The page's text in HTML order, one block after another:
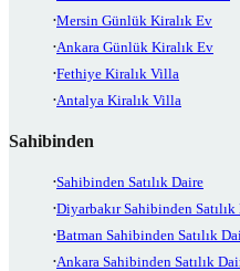
Mersin Günlük Kiralık Ev
Ankara Günlük Kiralık Ev
Fethiye Kiralık Villa
Antalya Kiralık Villa
Sahibinden
Sahibinden Satılık Daire
Diyarbakır Sahibinden Satılık
Batman Sahibinden Satılık
Ankara Sahibinden Satılık